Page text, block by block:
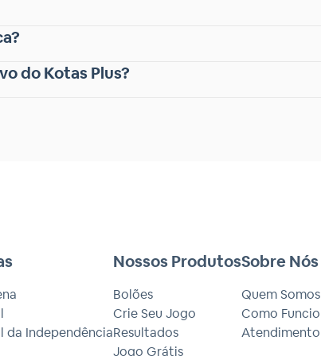
do Kotas Plus?
da Independência
Nossos Produtos
Bolões
Crie Seu Jogo
Resultados
Jogo Grátis
Sobre Nós
Quem Somos
Como
Atendimento